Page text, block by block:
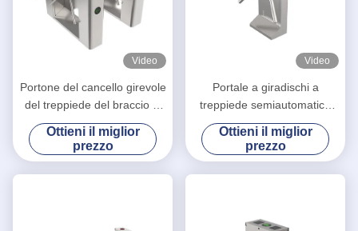
Video
Portone del cancello girevole
del treppiede del braccio di
RFID tre, cancello girevole
verticale del treppiede per la
scuola
Ottieni il miglior
prezzo
Video
Portale a giradischi a
treppiede semiautomatico
integrato con sistema di
controllo di accesso di
sicurezza
Ottieni il miglior
prezzo